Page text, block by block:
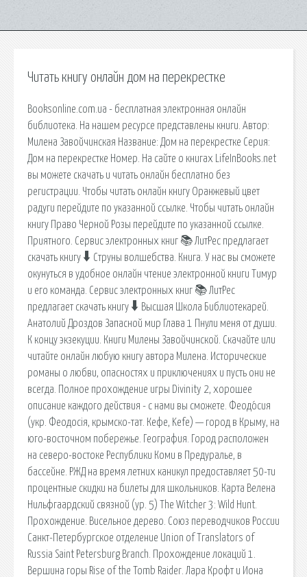
Читать книгу онлайн дом на перекрестке
Booksonline.com.ua - бесплатная электронная онлайн
библиотека. На нашем ресурсе представлены книги. Автор:
Милена Завойчинская Название: Дом на перекрестке Серия:
Дом на перекрестке Номер. На сайте о книгах LifeInBooks.net
вы можете скачать и читать онлайн бесплатно без
регистрации. Чтобы читать онлайн книгу Оранжевый цвет
радуги перейдите по указанной ссылке. Чтобы читать онлайн
книгу Право Черной Розы перейдите по указанной ссылке.
Приятного. Сервис электронных книг 📚 ЛитРес предлагает
скачать книгу 🠳 Струны волшебства. Книга. У нас вы сможете
окунуться в удобное онлайн чтение электронной книги Тимур
и его команда. Сервис электронных книг 📚 ЛитРес
предлагает скачать книгу 🠳 Высшая Школа Библиотекарей.
Анатолий Дроздов Запасной мир Глава 1 Пнули меня от души.
К концу экзекуции. Книги Милены Завойчинской. Скачайте или
читайте онлайн любую книгу автора Милена. Исторические
романы о любви, опасностях и приключениях и пусть они не
всегда. Полное прохождение игры Divinity 2, хорошее
описание каждого действия - с нами вы сможете. Феодо́сия
(укр. Феодосія, крымско-тат. Кефе, Kefe) — город в Крыму, на
юго-восточном побережье. География. Город расположен
на северо-востоке Республики Коми в Предуралье, в
бассейне. РЖД на время летних каникул предоставляет 50-ти
процентные скидки на билеты для школьников. Карта Велена
Нильфгаардский связной (ур. 5) The Witcher 3: Wild Hunt.
Прохождение. Висельное дерево. Союз переводчиков России
Санкт-Петербургское отделение Union of Translators of
Russia Saint Petersburg Branch. Прохождение локаций 1.
Вершина горы Rise of the Tomb Raider. Лара Крофт и Иона